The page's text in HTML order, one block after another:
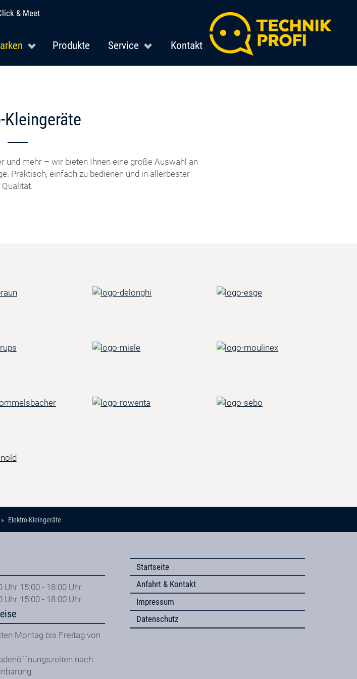
& Meet
Produkte Service Kontakt
Kleingeräte
und mehr – wir bieten Ihnen eine große Auswahl an
Praktisch, einfach zu bedienen und in allerbester
Qualität.
Elektro-Kleingeräte
Uhr 15:00 - 18:00 Uhr
Uhr 15:00 - 18:00 Uhr
Montag bis Freitag von
nach
Startseite
Anfahrt & Kontakt
Impressum
Datenschutz